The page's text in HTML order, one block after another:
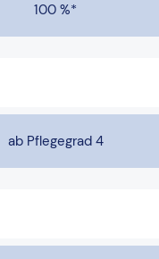
100 %*
ab Pflegegrad 4